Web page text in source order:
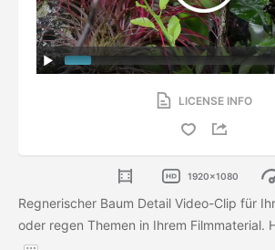
LICENSE INFO
1920x1080
Regnerischer Baum Detail Video-Clip für
oder regen Themen in Ihrem Filmmaterial.